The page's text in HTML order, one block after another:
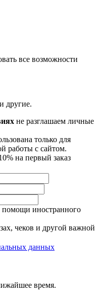
все возможности
другие.
не разглашаем личные
только для
работы с сайтом.
на первый заказ
иностранного
чеков и другой важной
данных
время.